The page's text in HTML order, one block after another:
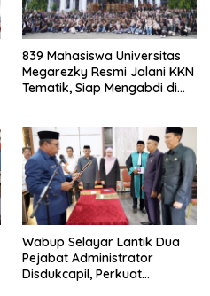
839 Mahasiswa Universitas
Megarezky Resmi Jalani KKN
Tematik, Siap Mengabdi di
Wabup Selayar Lantik Dua
Pejabat Administrator
Disdukcapil, Perkuat